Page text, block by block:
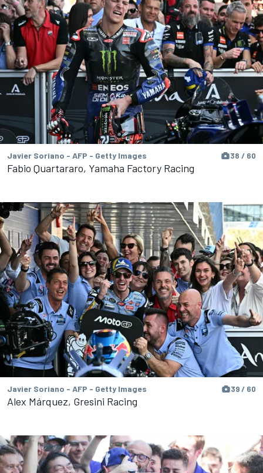
Javier Soriano - AFP - Getty Images 38 / 60
Fabio Quartararo, Yamaha Factory Racing
Javier Soriano - AFP - Getty Images 39 / 60
Alex Márquez, Gresini Racing